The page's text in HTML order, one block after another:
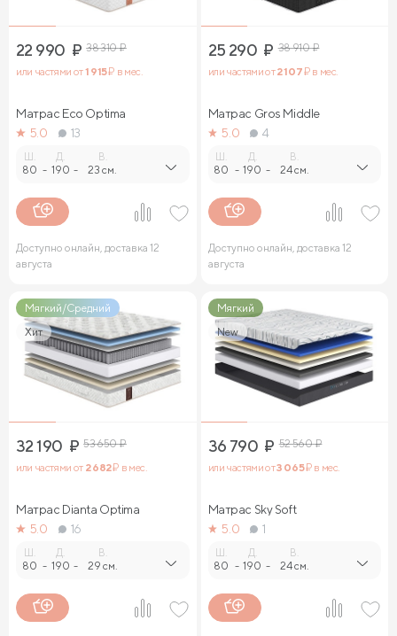
22 990 ₽ 38 310₽
или частями от1 915₽ в мес.
Матрас Eco Optima
5.0
13
80 -
Д.
190 -
В.
23 см.
Доступно онлайн, доставка 12
августа
25 290 ₽ 38 910₽
или частями от2 107₽ в мес.
Матрас Gros Middle
5.0
4
80 -
Д.
190 -
В.
24 см.
Доступно онлайн, доставка 12
августа
Мягкий/Средний
Хит
32 190 ₽ 53 650₽
или частями от 2 682₽ в мес.
Матрас Dianta Optima
5.0
16
80 -
Д.
190 -
В.
29 см.
Мягкий
New
36 790 ₽ 52 560₽
или частями от3 065₽ в мес.
Матрас Sky Soft
5.0
1
80 -
Д.
190 -
В.
24 см.